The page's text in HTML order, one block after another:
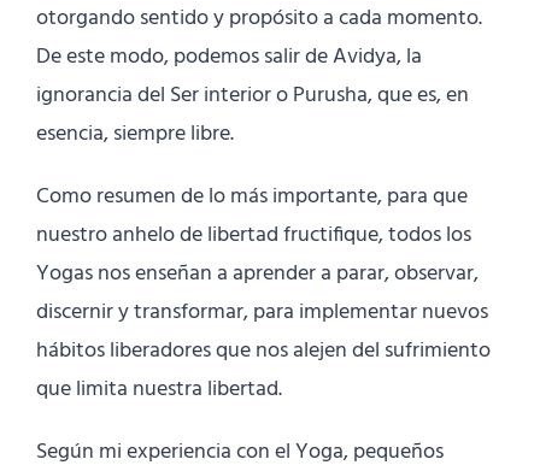
otorgando sentido y propósito a cada momento.
De este modo, podemos salir de Avidya, la
ignorancia del Ser interior o Purusha, que es, en
esencia, siempre libre.
Como resumen de lo más importante, para que
nuestro anhelo de libertad fructifique, todos los
Yogas nos enseñan a aprender a parar, observar,
discernir y transformar, para implementar nuevos
hábitos liberadores que nos alejen del sufrimiento
que limita nuestra libertad.
Según mi experiencia con el Yoga, pequeños